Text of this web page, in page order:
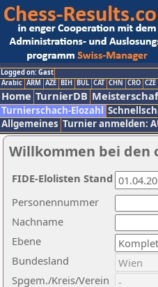
Logged on: Gast
Arabic ARM AZE BIH BUL CAT CHN CRO CZE
Home TurnierDB
Turnierschach-Elozahl
Allgemeines Turnier anmelden:
Willkommen bei den
Nachname
Ebene
Personennummer
Bundesland
Spgem./Kreis/Verein
FIDE-Elolisten Stand